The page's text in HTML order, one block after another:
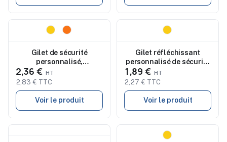
Gilet de sécurité
personnalisé,
confortable et protecteur
- VISICOAT
2,36 €
2,83 € TTC
Voir le produit
Gilet réfléchissant
personnalisé de sécurité
Safrox
1,89 €
2,27 € TTC
Voir le produit